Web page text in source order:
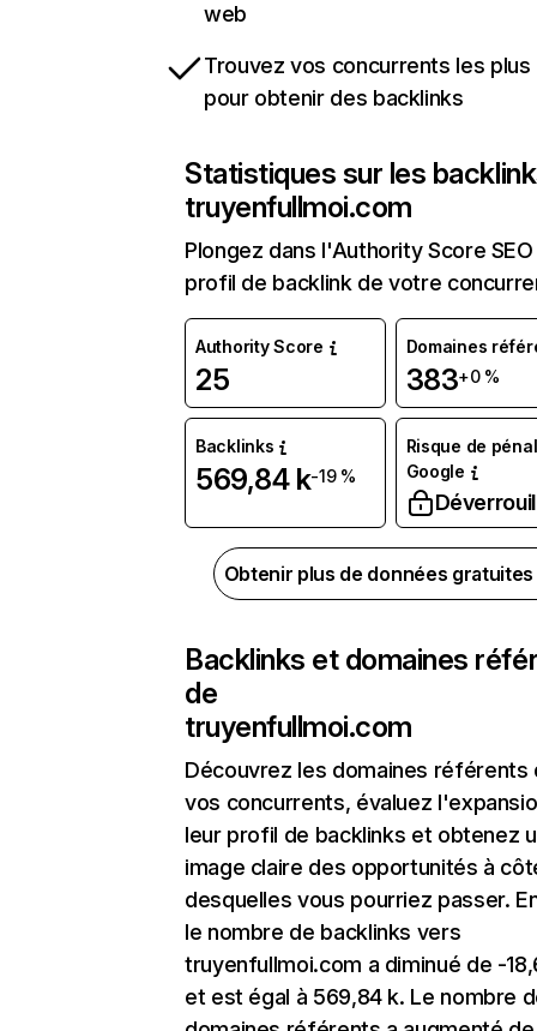
web
Trouvez vos concurrents les
pour obtenir des backlinks
Statistiques sur les
truyenfullmoi.com
Plongez dans l'Authority Score
profil de backlink de votre
Authority Score
25
Domaines
383+0 %
Backlinks
569,84 k-19 %
Risque de
Google
Obtenir plus de données
Backlinks et domaines
de
truyenfullmoi.com
Découvrez les domaines référents
vos concurrents, évaluez
leur profil de backlinks et obtenez
image claire des opportunités à
desquelles vous pourriez passer.
le nombre de backlinks vers
truyenfullmoi.com a diminué de -
et est égal à 569,84 k. Le nombre